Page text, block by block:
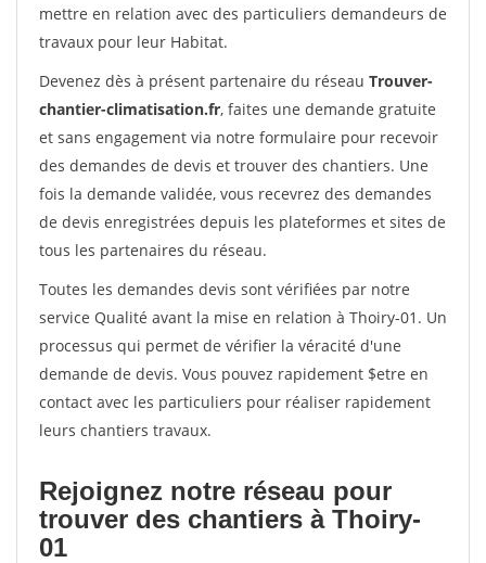
mettre en relation avec des particuliers demandeurs de
travaux pour leur Habitat.
Devenez dès à présent partenaire du réseau Trouver-
chantier-climatisation.fr, faites une demande gratuite
et sans engagement via notre formulaire pour recevoir
des demandes de devis et trouver des chantiers. Une
fois la demande validée, vous recevrez des demandes
de devis enregistrées depuis les plateformes et sites de
tous les partenaires du réseau.
Toutes les demandes devis sont vérifiées par notre
service Qualité avant la mise en relation à Thoiry-01. Un
processus qui permet de vérifier la véracité d'une
demande de devis. Vous pouvez rapidement $etre en
contact avec les particuliers pour réaliser rapidement
leurs chantiers travaux.
Rejoignez notre réseau pour
trouver des chantiers à Thoiry-
01